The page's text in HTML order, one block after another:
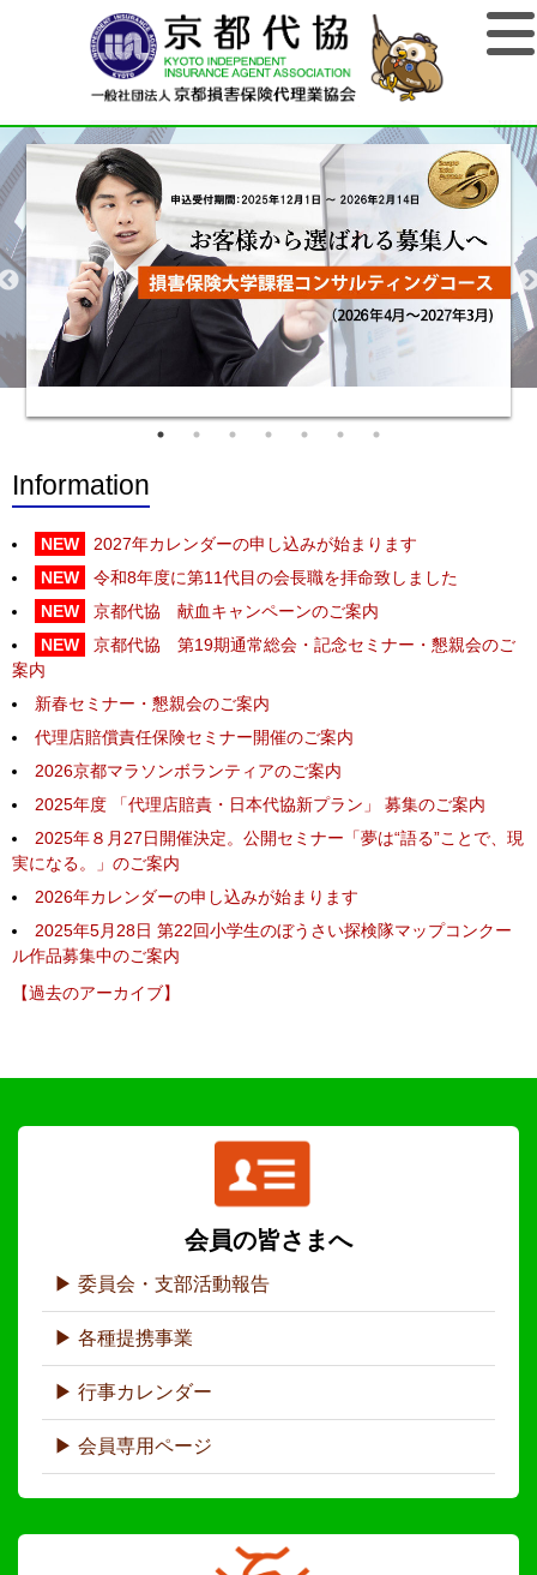
Information
2027年カレンダーの申し込みが始まります
令和8年度に第11代目の会長職を拝命致しました
京都代協 献血キャンペーンのご案内
京都代協 第19期通常総会・記念セミナー・懇親会のご
案内
新春セミナー・懇親会のご案内
代理店賠償責任保険セミナー開催のご案内
2026京都マラソンボランティアのご案内
2025年度 「代理店賠責・日本代協新プラン」 募集のご案内
2025年８月27日開催決定。公開セミナー「夢は“語る”ことで、現
実になる。」のご案内
2026年カレンダーの申し込みが始まります
2025年5月28日 第22回小学生のぼうさい探検隊マップコンクー
ル作品募集中のご案内
【過去のアーカイブ】
会員の皆さまへ
委員会・支部活動報告
各種提携事業
行事カレンダー
会員専用ページ